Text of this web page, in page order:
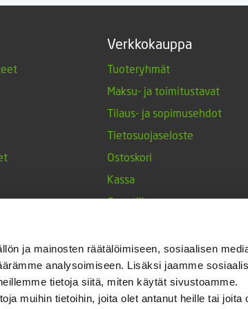
ja mainosten räätälöimiseen, sosiaalisen
analysoimiseen. Lisäksi jaamme
tietoja siitä, miten käytät sivustoamme.
muihin tietoihin, joita olet antanut heille tai joita
Verkkokauppa
Tuoteryhmät
Maksu- ja toimitustavat
Tilaus- ja sopimusehdot
Tietosuojaseloste
Ostoskori
Kassa
Oma tili